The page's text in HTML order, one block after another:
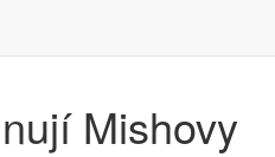
Mishovy